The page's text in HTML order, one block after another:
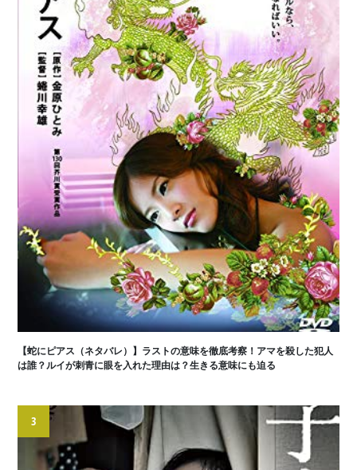
【蛇にピアス（ネタバレ）】ラストの意味を徹底考察！アマを殺した犯人
は誰？ルイが刺青に眼を入れた理由は？生きる意味にも迫る
3